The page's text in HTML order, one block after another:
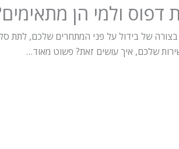
ולמי הן
של בידול על פני המתחרים שלכם, לתת
שלכם, איך עושים זאת? פשוט מאוד…